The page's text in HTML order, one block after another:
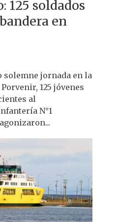
125 soldados
en
solemne jornada en la
125 jóvenes
al
N°1